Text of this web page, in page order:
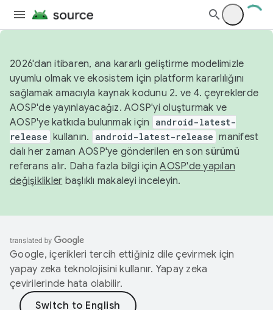
2026'dan itibaren, ana kararlı geliştirme modelimizle
uyumlu olmak ve ekosistem için platform kararlılığını
sağlamak amacıyla kaynak kodunu 2. ve 4. çeyreklerde
AOSP'de yayınlayacağız. AOSP'yi oluşturmak ve
AOSP'ye katkıda bulunmak için
android-latest-
release kullanın. android-latest-release manifest
dalı her zaman AOSP'ye gönderilen en son sürümü
referans alır. Daha fazla bilgi içinAOSP'de yapılan
değişiklikler başlıklı makaleyi inceleyin.
Google, içerikleri tercih ettiğiniz dile çevirmek için
yapay zeka teknolojisini kullanır. Yapay zeka
çevirilerinde hata olabilir.